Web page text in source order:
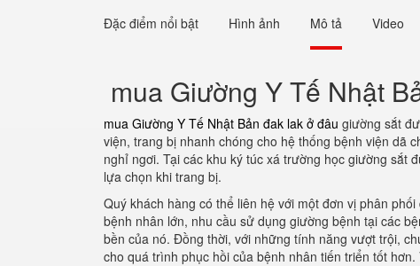
Đặc điểm nổi bật Hình ảnh Mô tả Video
mua Giường Y Tế Nhật
mua Giường Y Tế Nhật Bản đak lak ở đâu giường sắt
viện, trang bị nhanh chóng cho hệ thống bệnh viện dã
nghỉ ngơi. Tại các khu ký túc xá trường học giường sắt
lựa chọn khi trang bị.
Quý khách hàng có thể liên hệ với một đơn vị phân
bệnh nhân lớn, nhu cầu sử dụng giường bệnh tại các
bền của nó. Đồng thời, với những tính năng vượt trội,
cho quá trình phục hồi của bệnh nhân tiến triển tốt